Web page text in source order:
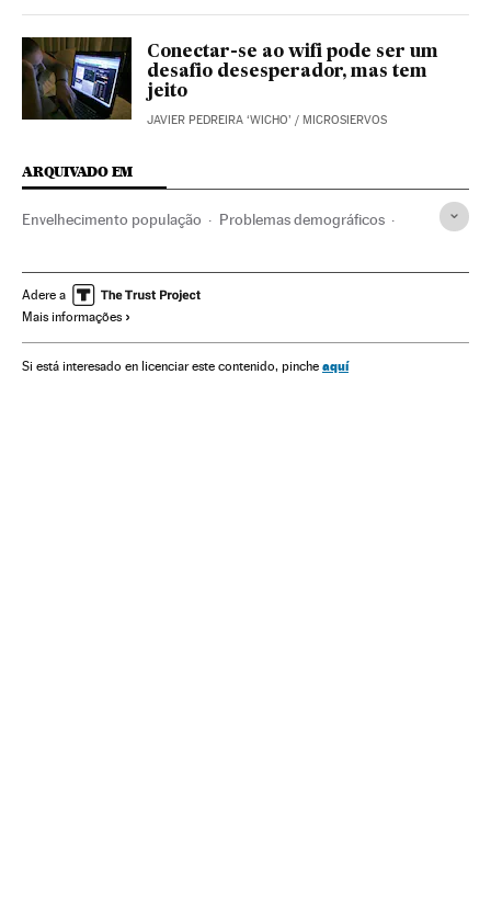
Conectar-se ao wifi pode ser um
desafio desesperador, mas tem
jeito
JAVIER PEDREIRA ‘WICHO’ / MICROSIERVOS
ARQUIVADO EM
Envelhecimento população Problemas demográficos
Economia Sociedade Algoritmos computacionais
Computação
Tecnologias informação Informática Tecnologia
Adere a
Mais informações
Si está interesado en licenciar este contenido, pinche aquí